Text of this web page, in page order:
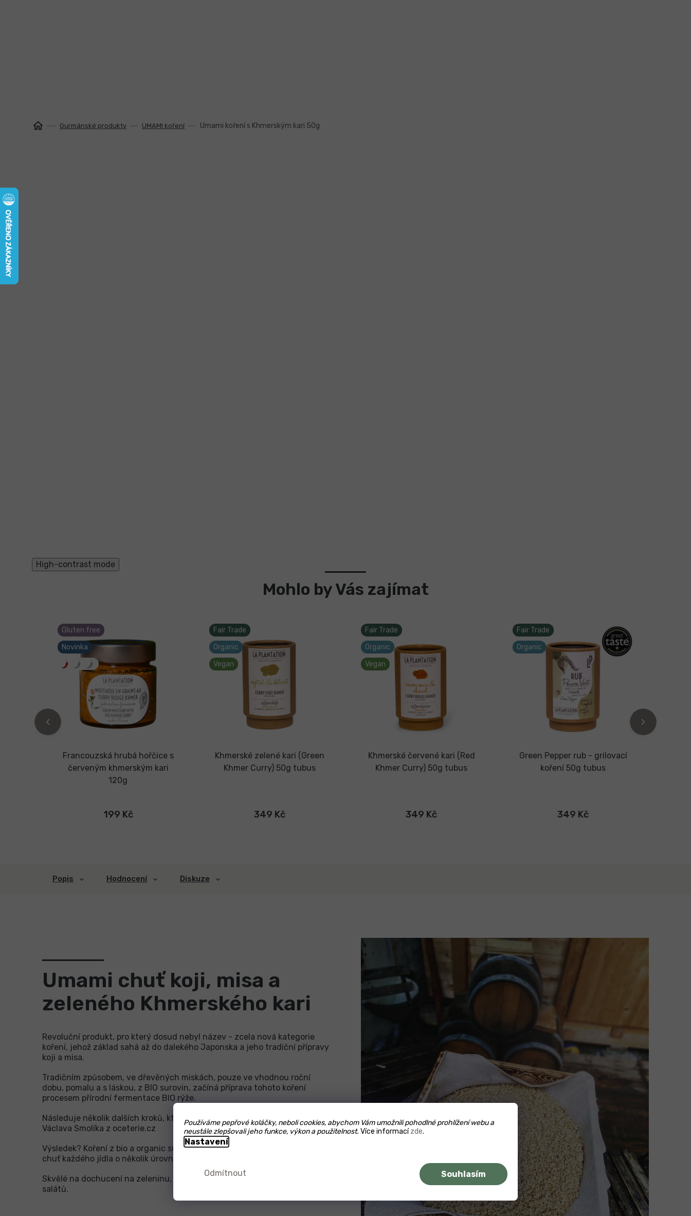
Používáme pepřové koláčky, neboli cookies, abychom Vám umožnili pohodlné prohlížení webu a
neustále zlepšovali jeho funkce, výkon a použitelnost. Více informacízde.
Nastavení
Odmítnout Souhlasím
Gurmánské produkty UMAMI koření Umami koření s Khmerským kari 50g
High-contrast mode
Mohlo by Vás zajímat
Gluten free
Novinka
Francouzská hrubá hořčice s
červeným khmerským kari
120g
199 Kč
Fair Trade
Organic
Vegan
Khmerské zelené kari (Green
Khmer Curry) 50g tubus
349 Kč
Fair Trade
Organic
Vegan
Khmerské červené kari (Red
Khmer Curry) 50g tubus
349 Kč
Fair Trade
Organic
Green Pepper rub - grilovací
koření 50g tubus
349 Kč
Popis Hodnocení Diskuze
Umami chuť koji, misa a
zeleného Khmerského kari
Revoluční produkt, pro který dosud nebyl název - zcela nová kategorie
koření, jehož základ sahá až do dalekého Japonska a jeho tradiční přípravy
koji a misa.
Tradičním způsobem, ve dřevěných miskách, pouze ve vhodnou roční
dobu, pomalu a s láskou, z BIO surovin, začíná příprava tohoto koření
procesem přírodní fermentace BIO rýže.
Následuje několik dalších kroků, které jsou zcela novým směrem a dílem
Václava Smolíka z oceterie.cz
Výsledek? Koření z bio a organic surovin bez glutamátu, které zvedne
chuť každého jídla o několik úrovní výše!
Skvělé na dochucení na zeleninu, vejce, do omáček, polévek, těstovin či
salátů.